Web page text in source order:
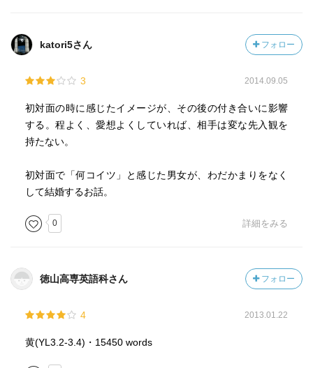
katori5さん フォロー
3 2014.09.05
初対面の時に感じたイメージが、その後の付き合いに影響
する。程よく、愛想よくしていれば、相手は変な先入観を
持たない。
初対面で「何コイツ」と感じた男女が、わだかまりをなく
して結婚するお話。
0 詳細をみる
徳山高専英語科さん フォロー
4 2013.01.22
黄(YL3.2-3.4)・15450 words